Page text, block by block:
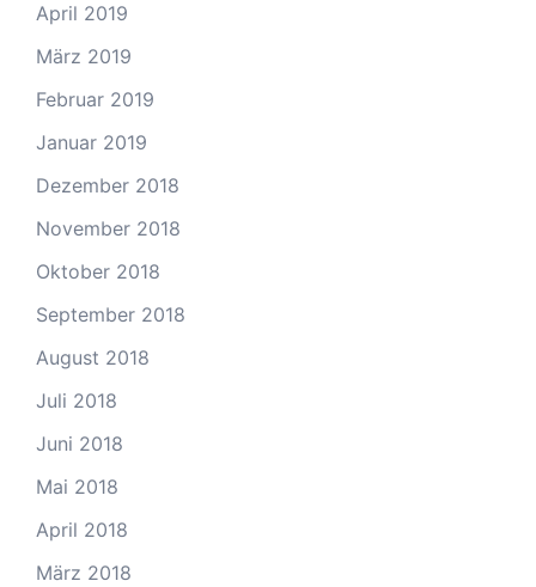
April 2019
März 2019
Februar 2019
Januar 2019
Dezember 2018
November 2018
Oktober 2018
September 2018
August 2018
Juli 2018
Juni 2018
Mai 2018
April 2018
März 2018